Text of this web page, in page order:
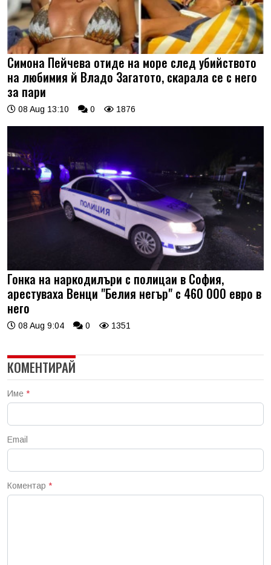
Симона Пейчева отиде на море след убийството
на любимия й Владо Загатото, скарала се с него
за пари
08 Aug 13:10 0 1876
Гонка на наркодилъри с полицаи в София,
арестуваха Венци "Белия негър" с 460 000 евро в
него
08 Aug 9:04 0 1351
КОМЕНТИРАЙ
Име *
Email
Коментар *